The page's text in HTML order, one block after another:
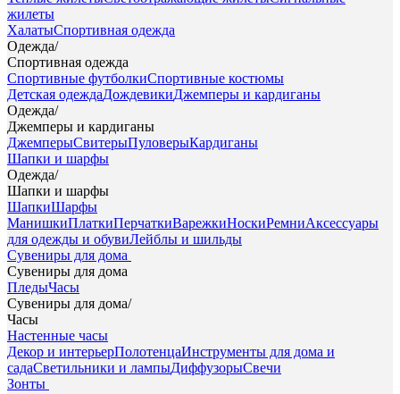
жилеты
ХалатыСпортивная одежда
Одежда/
Спортивная одежда
Спортивные футболкиСпортивные костюмы
Детская одеждаДождевикиДжемперы и кардиганы
Одежда/
Джемперы и кардиганы
ДжемперыСвитерыПуловерыКардиганы
Шапки и шарфы
Одежда/
Шапки и шарфы
ШапкиШарфы
МанишкиПлаткиПерчаткиВарежкиНоскиРемниАксессуары
для одежды и обувиЛейблы и шильды
Сувениры для дома
Сувениры для дома
ПледыЧасы
Сувениры для дома/
Часы
Настенные часы
Декор и интерьерПолотенцаИнструменты для дома и
садаСветильники и лампыДиффузорыСвечи
Зонты